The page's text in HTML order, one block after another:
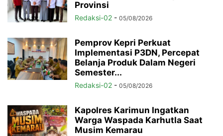
Provinsi
Redaksi-02 - 05/08/2026
Pemprov Kepri Perkuat
Implementasi P3DN, Percepat
Belanja Produk Dalam Negeri
Semester...
Redaksi-02 - 05/08/2026
Kapolres Karimun Ingatkan
Warga Waspada Karhutla Saat
Musim Kemarau